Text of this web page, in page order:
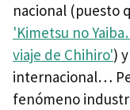
nacional (puesto
'Kimetsu no
viaje de Chihiro')
internacional…
fenómeno